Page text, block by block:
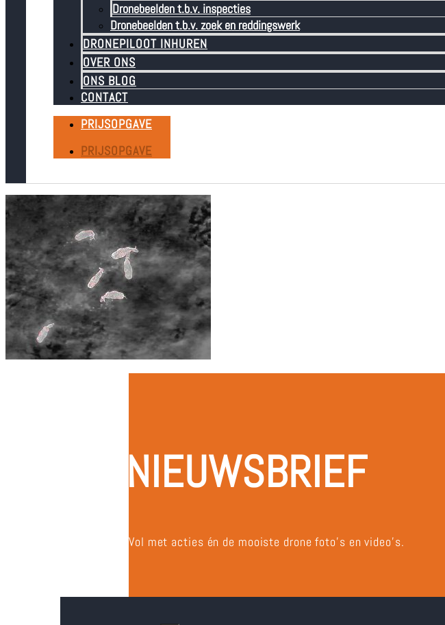
Dronebeelden t.b.v. inspecties
Dronebeelden t.b.v. zoek en reddingswerk
DRONEPILOOT INHUREN
OVER ONS
ONS BLOG
CONTACT
PRIJSOPGAVE
PRIJSOPGAVE
NIEUWSBRIEF
Vol met acties én de mooiste drone foto’s en video’s.